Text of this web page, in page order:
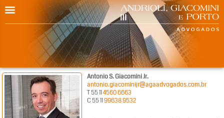
Antonio S. Giacomini Jr.
antonio.giacominijr@agaadvogados.com.br
T 55 114560 6663
C 55 1199638 9532